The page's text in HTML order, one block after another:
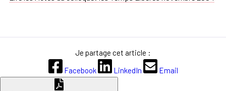
Je partage cet article :
Facebook
LinkedIn Email